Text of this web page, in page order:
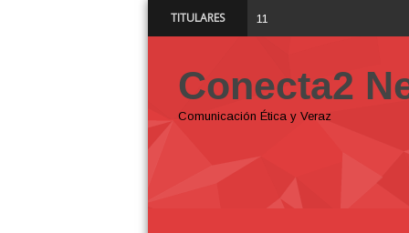
TITULARES 11:22 AM
Conecta2
Comunicación Ética y Veraz